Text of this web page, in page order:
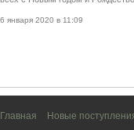
6 января 2020 в 11:09
Главная Новые